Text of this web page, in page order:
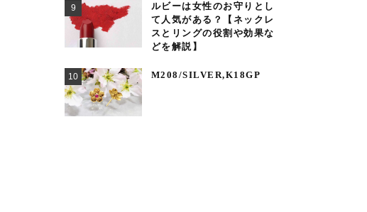
ルビーは女性のお守りとし
て人気がある？【ネックレ
スとリングの役割や効果な
どを解説】
M208/SILVER,K18GP